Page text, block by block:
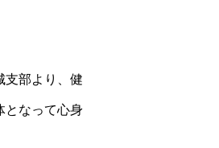
支部より、健
となって心身